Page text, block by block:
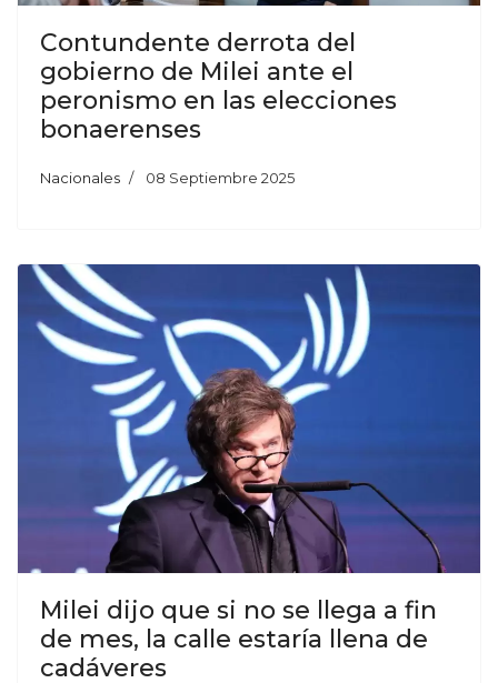
Contundente derrota del
gobierno de Milei ante el
peronismo en las elecciones
bonaerenses
Nacionales 08 Septiembre 2025
Milei dijo que si no se llega a fin
de mes, la calle estaría llena de
cadáveres